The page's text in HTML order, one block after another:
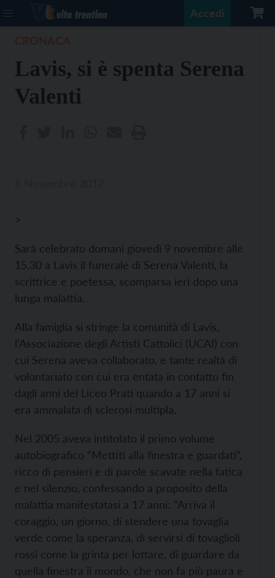
Accedi
Lavis, si è spenta Serena
Valenti
>
Sarà celebrato domani giovedì 9 novembre alle
15.30 a Lavis il funerale di Serena Valenti, la
scrittrice e poetessa, scomparsa ieri dopo una
lunga malattia.
Alla famiglia si stringe la comunità di Lavis,
l’Associazione degli Artisti Cattolici (UCAI) con
cui Serena aveva collaborato, e tante realtà di
volontariato con cui era entata in contatto fin
dagli anni del Liceo Prati quando a 17 anni si
era ammalata di sclerosi multipla.
Nel 2005 aveva intitolato il primo volume
autobiografico “Mettiti alla finestra e guardati”,
ricco di pensieri e di parole scavate nella fatica
e nel silenzio, confessando a proposito della
malattia manifestatasi a 17 anni: “Arriva il
coraggio, un giorno, di stendere una tovaglia
verde come la speranza, di servirsi di tovaglioli
rossi come la grinta per lottare, di guardare da
quella finestra il mondo, che non fa più paura e